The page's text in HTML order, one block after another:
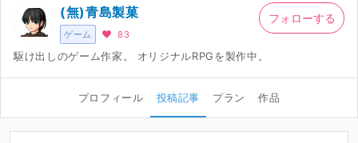
ゲーム
(無)青島製菓
83
駆け出しのゲーム作家。 オリジナルRPGを製作中。
フォローする
プロフィール 投稿記事 プラン 作品